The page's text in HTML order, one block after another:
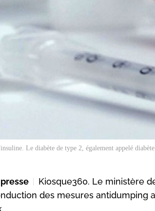
Le diabète de type 2, également appelé
Kiosque360. Le ministère
des mesures antidumping